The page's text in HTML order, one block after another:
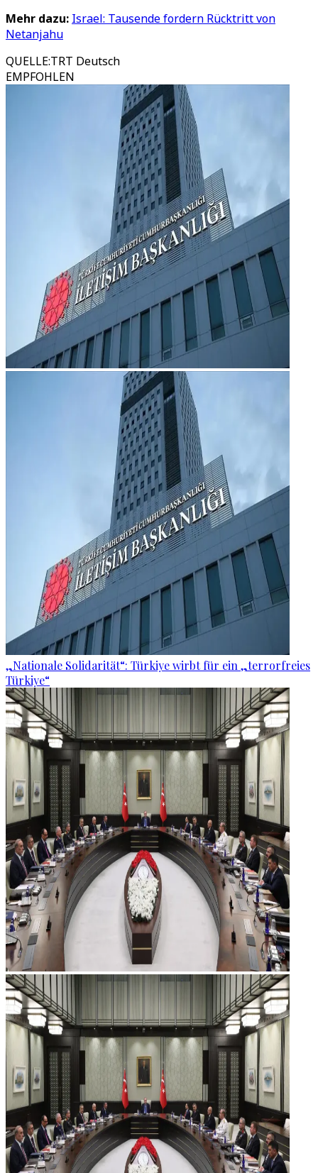
Mehr dazu: Israel: Tausende fordern Rücktritt von
Netanjahu
QUELLE:TRT Deutsch
EMPFOHLEN
„Nationale Solidarität“: Türkiye wirbt für ein „terrorfreies
Türkiye“